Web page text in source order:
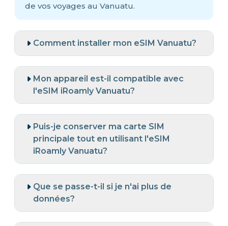
de vos voyages au Vanuatu.
Comment installer mon eSIM Vanuatu?
Mon appareil est-il compatible avec
l'eSIM iRoamly Vanuatu?
Puis-je conserver ma carte SIM
principale tout en utilisant l'eSIM
iRoamly Vanuatu?
Que se passe-t-il si je n'ai plus de
données?